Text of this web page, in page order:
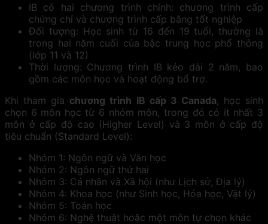
IB có hai chương trình chính: chương trình cấp
chứng chỉ và chương trình cấp bằng tốt nghiệp
Đối tượng: Học sinh từ 16 đến 19 tuổi, thường là
trong hai năm cuối của bậc trung học phổ thông
(lớp 11 và 12)
Thời lượng: Chương trình IB kéo dài 2 năm, bao
gồm các môn học và hoạt động bổ trợ.
Khi tham gia chương trình IB cấp 3 Canada, học sinh
chọn 6 môn học từ 6 nhóm môn, trong đó có ít nhất 3
môn ở cấp độ cao (Higher Level) và 3 môn ở cấp độ
tiêu chuẩn (Standard Level):
Nhóm 1: Ngôn ngữ và Văn học
Nhóm 2: Ngôn ngữ thứ hai
Nhóm 3: Cá nhân và Xã hội (như Lịch sử, Địa lý)
Nhóm 4: Khoa học (như Sinh học, Hóa học, Vật lý)
Nhóm 5: Toán học
Nhóm 6: Nghệ thuật hoặc một môn tự chọn khác